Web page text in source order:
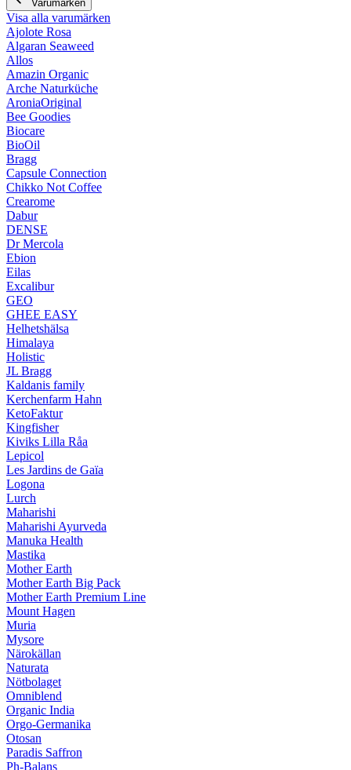
Varumärken
Visa alla varumärken
Ajolote Rosa
Algaran Seaweed
Allos
Amazin Organic
Arche Naturküche
AroniaOriginal
Bee Goodies
Biocare
BioOil
Bragg
Capsule Connection
Chikko Not Coffee
Crearome
Dabur
DENSE
Dr Mercola
Ebion
Eilas
Excalibur
GEO
GHEE EASY
Helhetshälsa
Himalaya
Holistic
JL Bragg
Kaldanis family
Kerchenfarm Hahn
KetoFaktur
Kingfisher
Kiviks Lilla Råa
Lepicol
Les Jardins de Gaïa
Logona
Lurch
Maharishi
Maharishi Ayurveda
Manuka Health
Mastika
Mother Earth
Mother Earth Big Pack
Mother Earth Premium Line
Mount Hagen
Muria
Mysore
Närokällan
Naturata
Nötbolaget
Omniblend
Organic India
Orgo-Germanika
Otosan
Paradis Saffron
Ph-Balans